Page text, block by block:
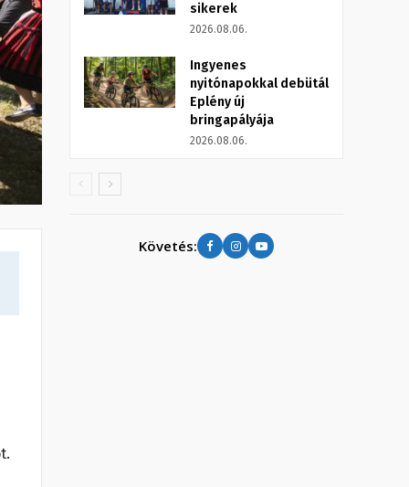
sikerek
2026.08.06.
Ingyenes
nyitónapokkal debütál
Eplény új
bringapályája
2026.08.06.
Követés: